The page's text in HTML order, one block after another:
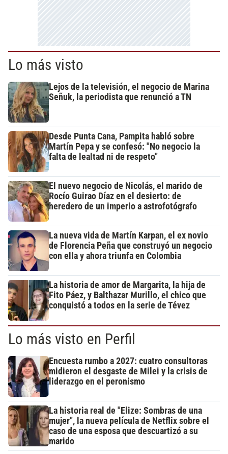
Lo más visto
Lejos de la televisión, el negocio de Marina
Señuk, la periodista que renunció a TN
Desde Punta Cana, Pampita habló sobre
Martín Pepa y se confesó: "No negocio la
falta de lealtad ni de respeto"
El nuevo negocio de Nicolás, el marido de
Rocío Guirao Díaz en el desierto: de
heredero de un imperio a astrofotógrafo
La nueva vida de Martín Karpan, el ex novio
de Florencia Peña que construyó un negocio
con ella y ahora triunfa en Colombia
La historia de amor de Margarita, la hija de
Fito Páez, y Balthazar Murillo, el chico que
conquistó a todos en la serie de Tévez
Lo más visto en Perfil
Encuesta rumbo a 2027: cuatro consultoras
midieron el desgaste de Milei y la crisis de
liderazgo en el peronismo
La historia real de "Elize: Sombras de una
mujer", la nueva película de Netflix sobre el
caso de una esposa que descuartizó a su
marido